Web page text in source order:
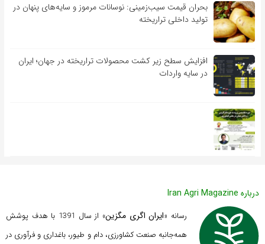
بحران قیمت سیب‌زمینی: نوسانات مرموز و سایه‌های پنهان در
تولید داخلی تراریخته
افزایش سطح زیر کشت محصولات تراریخته در جهان؛ ایران
در سایه واردات
درباره Iran Agri Magazine
رسانه «ایران اگری مگزین
» از سال 1391 با هدف پوشش
همه‌جانبه صنعت کشاورزی، دام و طیور، باغداری و فرآوری در